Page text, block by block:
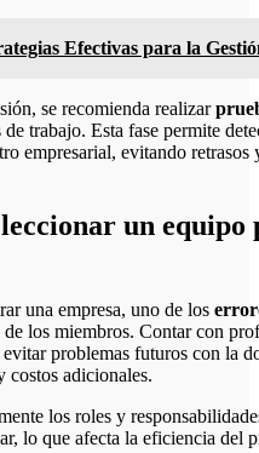
Efectivas para la
se recomienda realizar
trabajo. Esta fase permite
empresarial, evitando
un
una empresa, uno de los
los miembros. Contar con
problemas futuros con la
costos adicionales.
los roles y
lo que afecta la eficiencia del